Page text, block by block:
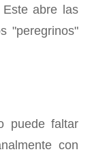
Este abre las
"peregrinos"
puede faltar
con